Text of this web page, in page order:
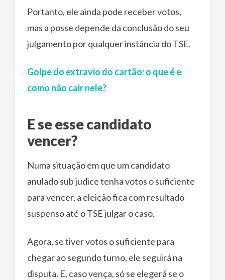
Portanto, ele ainda pode receber votos,
mas a posse depende da conclusão do seu
julgamento por qualquer instância do TSE.
Golpe do extravio do cartão: o que é e
como não cair nele?
E se esse candidato
vencer?
Numa situação em que um candidato
anulado sub judice tenha votos o suficiente
para vencer, a eleição fica com resultado
suspenso até o TSE julgar o caso.
Agora, se tiver votos o suficiente para
chegar ao segundo turno, ele seguirá na
disputa. E, caso vença, só se elegerá se o